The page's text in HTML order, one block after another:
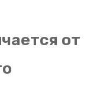
от